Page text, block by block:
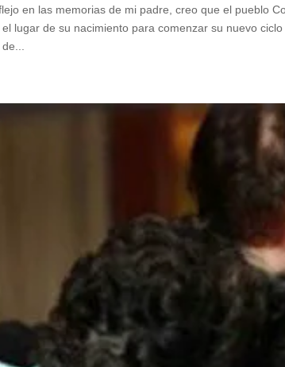
en las memorias de mi padre, creo que el pueblo
lugar de su nacimiento para comenzar su nuevo